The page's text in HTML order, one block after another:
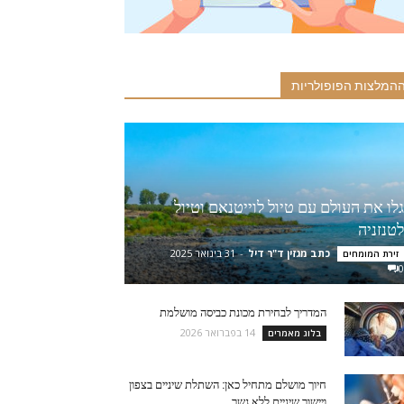
הפופולריות
גלו את העולם עם טיול לוייטנאם וטיול
לטנזניה
זירת המומחים כתב מגזין ד"ר דיל - 31 בינואר 2025
0
המדריך לבחירת מכונת כביסה מושלמת
בלוג מאמרים 14 בפברואר 2026
חיוך מושלם מתחיל כאן: השתלת שיניים בצפון